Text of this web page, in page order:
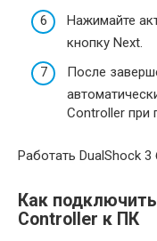
Нажимайте
кнопку Next.
После
Controller при
Работать DualShock
Как
Controller к ПК